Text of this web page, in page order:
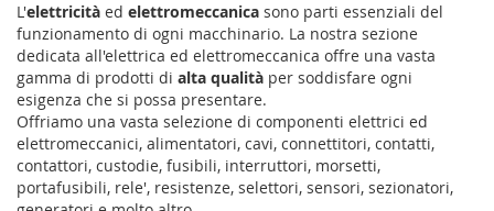
L'elettricità ed elettromeccanica sono parti essenziali del
funzionamento di ogni macchinario. La nostra sezione
dedicata all'elettrica ed elettromeccanica offre una vasta
gamma di prodotti di alta qualità per soddisfare ogni
esigenza che si possa presentare.
Offriamo una vasta selezione di componenti elettrici ed
elettromeccanici, alimentatori, cavi, connettitori, contatti,
contattori, custodie, fusibili, interruttori, morsetti,
portafusibili, rele', resistenze, selettori, sensori, sezionatori,